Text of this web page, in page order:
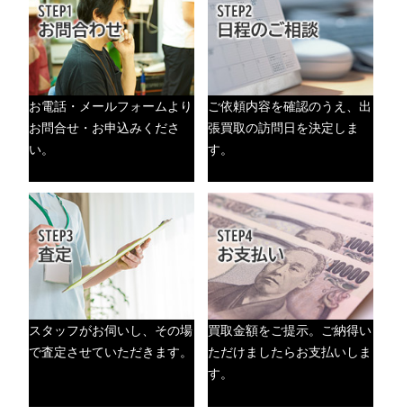
お電話・メールフォームより
お問合せ・お申込みくださ
い。
ご依頼内容を確認のうえ、出
張買取の訪問日を決定しま
す。
スタッフがお伺いし、その場
で査定させていただきます。
買取金額をご提示。ご納得い
ただけましたらお支払いしま
す。